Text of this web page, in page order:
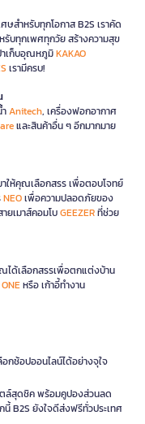
สำหรับทุกโอกาส B2S เราคัด
รับทุกเพศทุกวัย สร้างความสุข
าเก็บอุณหภูมิKAKAO
เรามีครบ!
Anitech, เครื่องฟอกอากาศ
และสินค้าอื่น ๆ อีกมากมาย
ให้คุณเลือกสรร เพื่อตอบโจทย์
NEOเพื่อความปลอดภัยของ
ยเมาส์คอมโบGEEZERที่ช่วย
ด้เลือกสรรเพื่อตกแต่งบ้าน
ONEหรือ เก้าอี้ทำงาน
กช้อปออนไลน์ได้อย่างจุใจ
ตล์สุดชิค พร้อมคูปองส่วนลด
B2S ยังใจดีส่งฟรีทั่วประเทศ